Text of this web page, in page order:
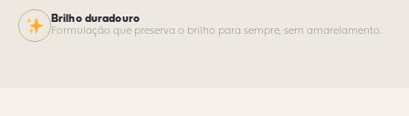
Brilho duradouro
Formulação que preserva o brilho para sempre, sem amarelamento.